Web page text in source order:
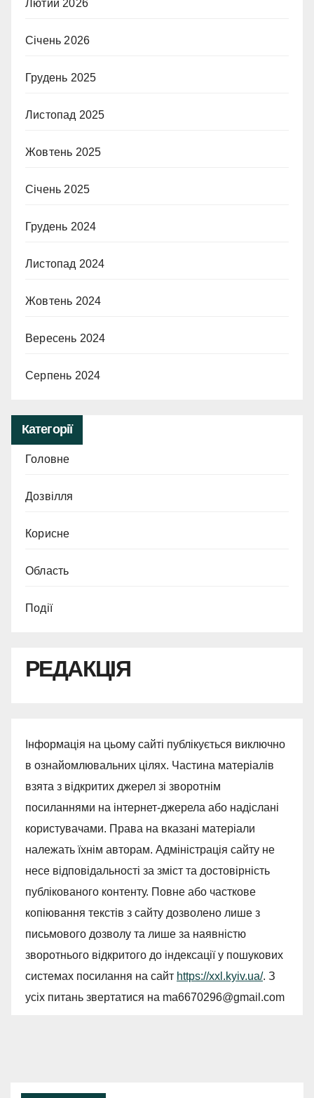
Лютий 2026
Січень 2026
Грудень 2025
Листопад 2025
Жовтень 2025
Січень 2025
Грудень 2024
Листопад 2024
Жовтень 2024
Вересень 2024
Серпень 2024
Категорії
Головне
Дозвілля
Корисне
Область
Події
РЕДАКЦІЯ
Інформація на цьому сайті публікується виключно
в ознайомлювальних цілях. Частина матеріалів
взята з відкритих джерел зі зворотнім
посиланнями на інтернет-джерела або надіслані
користувачами. Права на вказані матеріали
належать їхнім авторам. Адміністрація сайту не
несе відповідальності за зміст та достовірність
публікованого контенту. Повне або часткове
копіювання текстів з сайту дозволено лише з
письмового дозволу та лише за наявністю
зворотнього відкритого до індексації у пошукових
системах посилання на сайт https://xxl.kyiv.ua/. З
усіх питань звертатися на ma6670296@gmail.com